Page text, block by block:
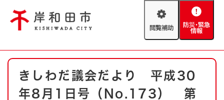
閲
助
防
緊
情
報
やさしい日本語
防災・緊急情報 救急・消防
ハザードマップ AED設置箇所
本
きしわだ議会だより 平成30
年8月1日号（No.173） 第